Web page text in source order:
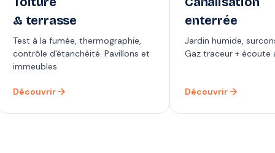
& terrasse
Test à la fumée, thermographie,
contrôle d'étanchéité. Pavillons et
immeubles.
Découvrirarrow_forward
enterrée
Jardin humide,
Gaz traceur + écoute
Découvrirarrow_forward